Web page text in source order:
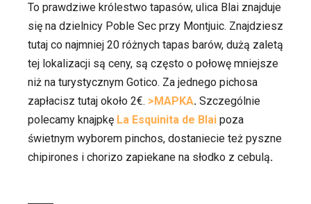
To prawdziwe królestwo tapasów, ulica Blai znajduje
się na dzielnicy Poble Sec przy Montjuic. Znajdziesz
tutaj co najmniej 20 różnych tapas barów, dużą zaletą
tej lokalizacji są ceny, są często o połowę mniejsze
niż na turystycznym Gotico. Za jednego pichosa
zapłacisz tutaj około 2€. >MAPKA. Szczególnie
polecamy knajpkę La Esquinita de Blai poza
świetnym wyborem pinchos, dostaniecie też pyszne
chipirones i chorizo zapiekane na słodko z cebulą.